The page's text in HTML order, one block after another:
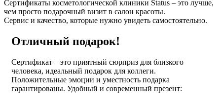
Сертификаты косметологической клиники Status – это лучше,
чем просто подарочный визит в салон красоты.
Сервис и качество, которые нужно увидеть самостоятельно.
Отличный подарок!
Сертификат – это приятный сюрприз для близкого
человека, идеальный подарок для коллеги.
Положительные эмоции и уместность подарка
гарантированы. Удобный и современный презент: